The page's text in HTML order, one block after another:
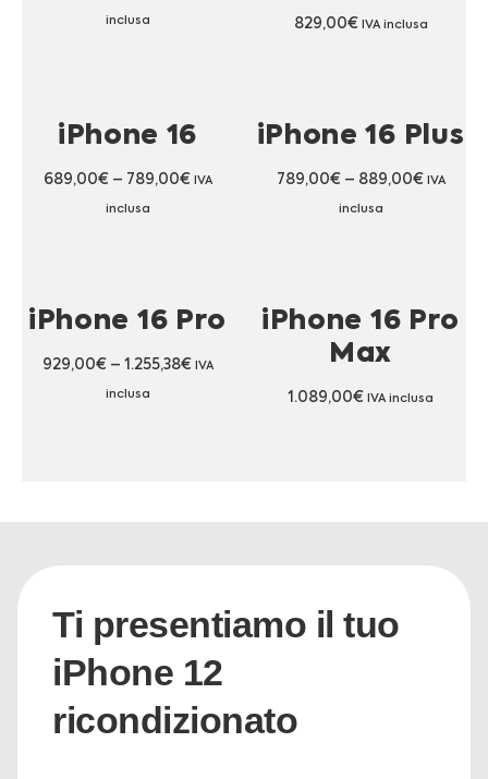
inclusa 829,00€ IVA inclusa
iPhone 16
689,00€ – 789,00€ IVA
inclusa
iPhone 16 Plus
789,00€ – 889,00€ IVA
inclusa
iPhone 16 Pro
929,00€ – 1.255,38€ IVA
inclusa
iPhone 16 Pro
Max
1.089,00€ IVA inclusa
Ti presentiamo il tuo
iPhone 12
ricondizionato